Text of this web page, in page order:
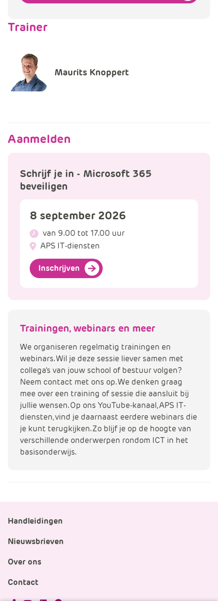
Trainer
Maurits Knoppert
Aanmelden
Schrijf je in - Microsoft 365
beveiligen
8 september 2026
van 9.00 tot 17.00 uur
APS IT-diensten
Inschrijven
Trainingen, webinars en meer
We organiseren regelmatig trainingen en
webinars. Wil je deze sessie liever samen met
collega's van jouw school of bestuur volgen?
Neem contact met ons op. We denken graag
mee over een training of sessie die aansluit bij
jullie wensen. Op ons YouTube-kanaal, APS IT-
diensten, vind je daarnaast eerdere webinars die
je kunt terugkijken. Zo blijf je op de hoogte van
verschillende onderwerpen rondom ICT in het
basisonderwijs.
Handleidingen
Nieuwsbrieven
Over ons
Contact